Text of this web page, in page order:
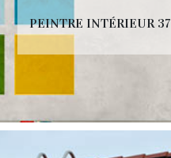
PEINTRE INTÉRIEUR 37